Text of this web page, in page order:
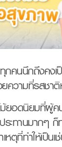
คนนึกถึงคงเ
ความที่รสชา
ม้ยอดนิยมที่ผู้
ระทานมากๆ
ตุที่ทำให้เป็นเ